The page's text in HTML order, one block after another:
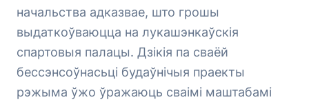
начальства адказвае, што грошы
выдаткоўваюцца на лукашэнкаўскія
спартовыя палацы. Дзікія па сваёй
бессэнсоўнасьці будаўнічыя праекты
рэжыма ўжо ўражаюць сваімі маштабамі